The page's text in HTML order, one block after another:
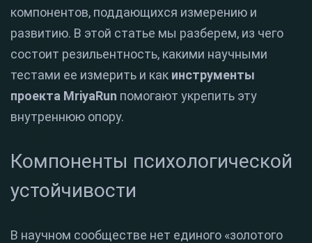
компонентов, поддающихся измерению и
развитию. В этой статье мы разберем, из чего
состоит резильентность, какими научными
тестами ее измерить и как инструменты
проекта MriyaRun помогают укрепить эту
внутреннюю опору.
Компоненты психологической
устойчивости
В научном сообществе нет единого «золотого